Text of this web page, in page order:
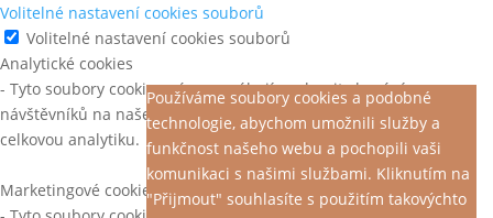
Používáme soubory cookies a podobné
technologie, abychom umožnili služby a
funkčnost našeho webu a pochopili vaši
komunikaci s našimi službami. Kliknutím na
"Přijmout" souhlasíte s použitím takovýchto
Volitelné nastavení cookies souborů
Volitelné nastavení cookies souborů
Analytické cookies
- Tyto soubory cookies nám pomáhají pochopit chování
návštěvníků na našem webu, objevit chyby a poskytnout lepší
celkovou analytiku.
Marketingové cookies